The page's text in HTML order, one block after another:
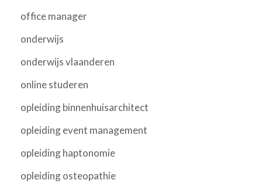
office manager
onderwijs
onderwijs vlaanderen
online studeren
opleiding binnenhuisarchitect
opleiding event management
opleiding haptonomie
opleiding osteopathie